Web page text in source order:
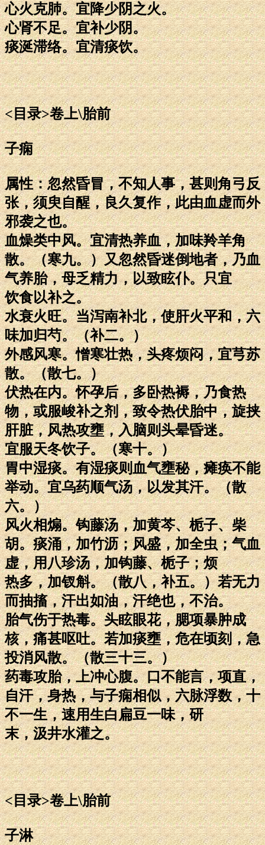
心火克肺。宜降少阴之火。
心肾不足。宜补少阴。
痰涎滞络。宜清痰饮。
<目录>卷上\胎前
子痫
属性：忽然昏冒，不知人事，甚则角弓反
张，须臾自醒，良久复作，此由血虚而外
邪袭之也。
血燥类中风。宜清热养血，加味羚羊角
散。（寒九。）又忽然昏迷倒地者，乃血
气养胎，母乏精力，以致眩仆。只宜
饮食以补之。
水衰火旺。当泻南补北，使肝火平和，六
味加归芍。（补二。）
外感风寒。憎寒壮热，头疼烦闷，宜芎苏
散。（散七。）
伏热在内。怀孕后，多卧热褥，乃食热
物，或服峻补之剂，致令热伏胎中，旋挟
肝脏，风热攻壅，入脑则头晕昏迷。
宜服天冬饮子。（寒十。）
胃中湿痰。有湿痰则血气壅秘，瘫痪不能
举动。宜乌药顺气汤，以发其汗。（散
六。）
风火相煽。钩藤汤，加黄芩、栀子、柴
胡。痰涌，加竹沥；风盛，加全虫；气血
虚，用八珍汤，加钩藤、栀子；烦
热多，加钗斛。（散八，补五。）若无力
而抽搐，汗出如油，汗绝也，不治。
胎气伤于热毒。头眩眼花，腮项暴肿成
核，痛甚呕吐。若加痰壅，危在顷刻，急
投消风散。（散三十三。）
药毒攻胎，上冲心腹。口不能言，项直，
自汗，身热，与子痫相似，六脉浮数，十
不一生，速用生白扁豆一味，研
末，汲井水灌之。
<目录>卷上\胎前
子淋